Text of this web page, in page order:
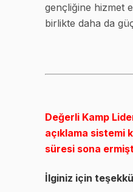
gençliğine hizmet
birlikte daha da
Değerli Kamp
açıklama sistemi
süresi sona
İlginiz için